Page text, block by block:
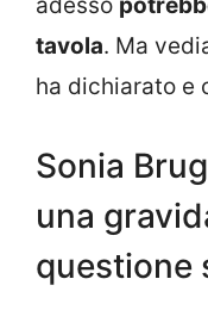
tavola. Ma
ha dichiarato e
Sonia
una
questione